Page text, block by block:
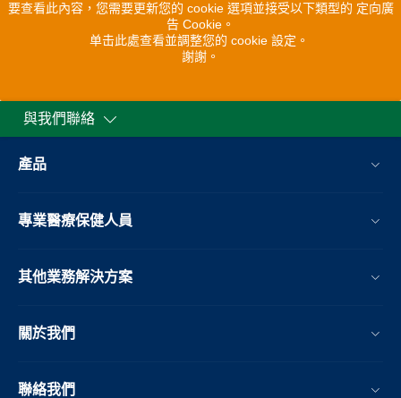
要查看此內容，您需要更新您的 cookie 選項並接受以下類型的 定向廣
告 Cookie。
单击此處查看並調整您的 cookie 設定。
謝謝。
與我們聯絡
產品
專業醫療保健人員
其他業務解決方案​
關於我們
聯絡我們